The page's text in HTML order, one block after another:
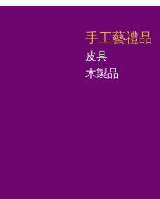
手工藝禮品
皮具
木製品